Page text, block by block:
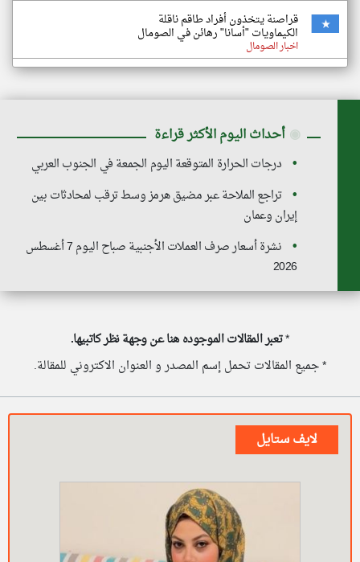
قراصنة يتخذون أفراد طاقم ناقلة
الكيماويات "أسانا" رهائن في الصومال
اخبار الصومال
◉ أحداث اليوم الأكثر قراءة
درجات الحرارة المتوقعة اليوم الجمعة في الجنوب العربي
تراجع الملاحة عبر مضيق هرمز وسط ترقب لمحادثات بين
إيران وعمان
نشرة أسعار صرف العملات الأجنبية صباح اليوم 7 أغسطس
2026
*تعبر المقالات الموجوده هنا عن وجهة نظر كاتبيها.
* جميع المقالات تحمل إسم المصدر و العنوان الاكتروني للمقالة.
لايف ستايل